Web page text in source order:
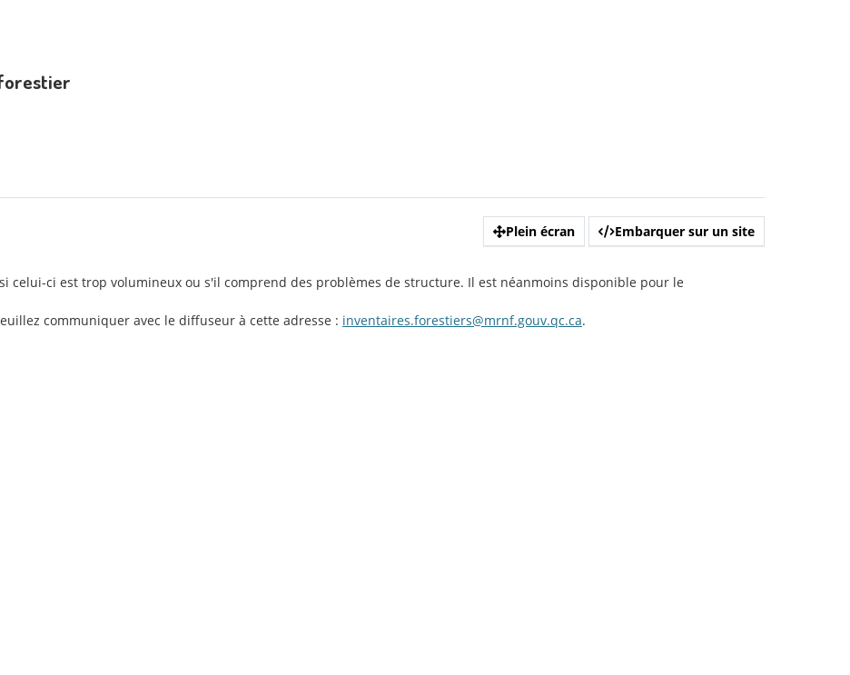
Plein écran Embarquer sur un site
celui-ci est trop volumineux ou s'il comprend des problèmes de structure. Il est néanmoins disponible pour le
communiquer avec le diffuseur à cette adresse : inventaires.forestiers@mrnf.gouv.qc.ca.